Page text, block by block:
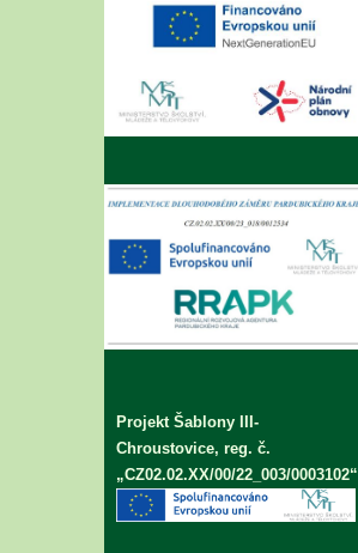
Projekt Šablony III-
Chroustovice, reg. č.
„CZ02.02.XX/00/22_003/0003102“